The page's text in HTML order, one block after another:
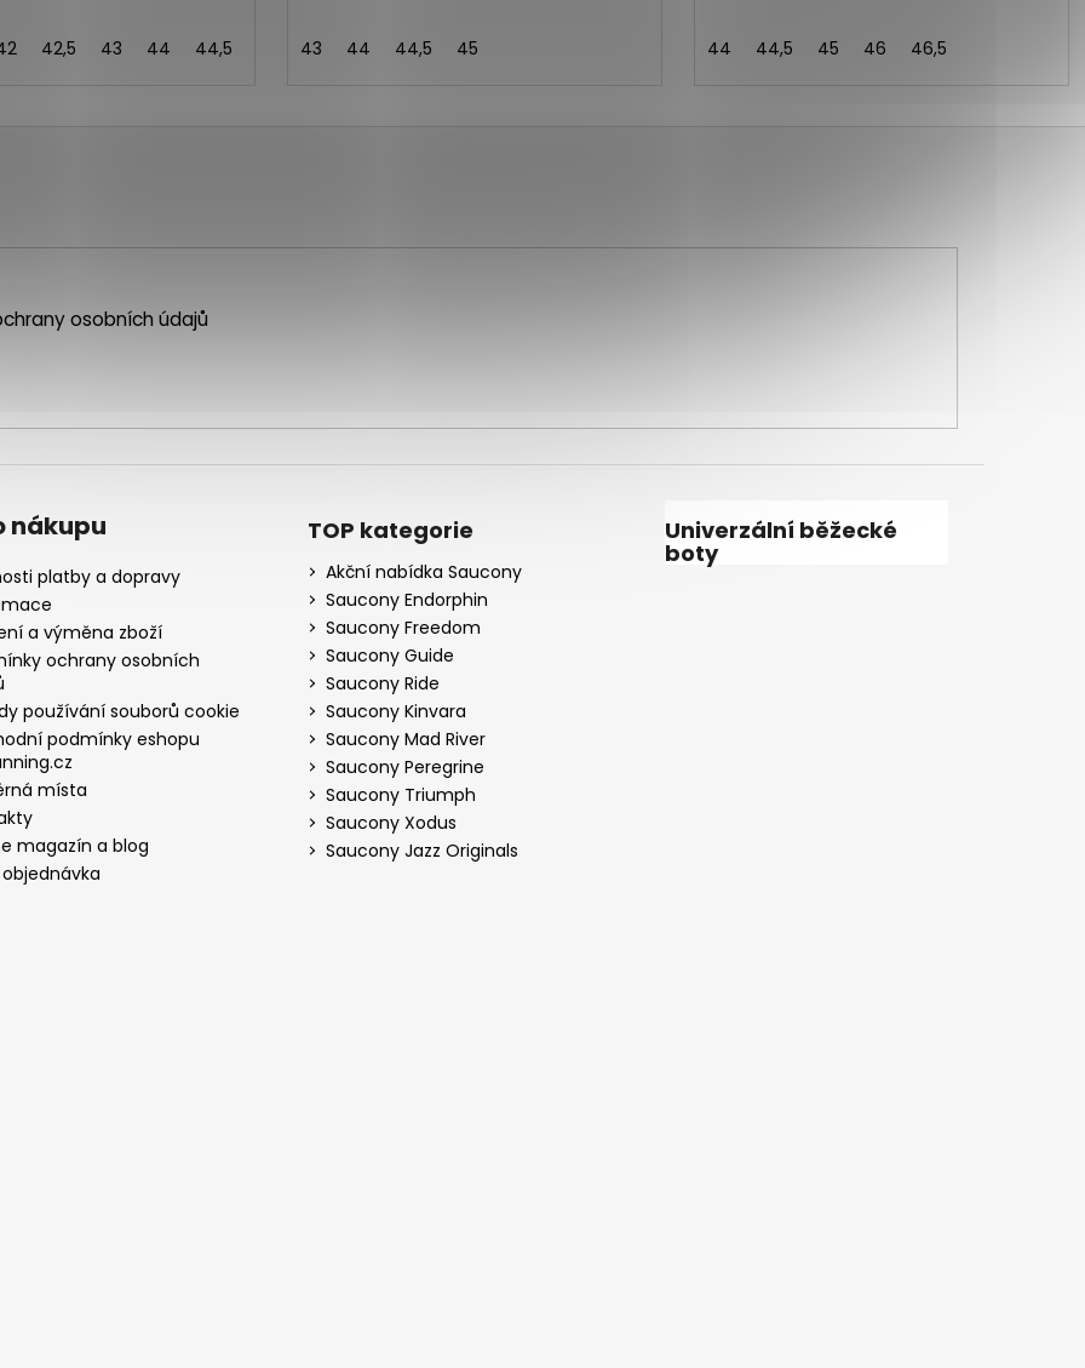
42,5 43 44 44,5 46
43 44 44,5 45 44 44,5 45 46 46,5
osobních údajů
nákupu
platby a dopravy
a výměna zboží
ochrany osobních
používání souborů cookie
podmínky eshopu
místa
magazín a blog
TOP kategorie
Akční nabídka Saucony
Saucony Endorphin
Saucony Freedom
Saucony Guide
Saucony Ride
Saucony Kinvara
Saucony Mad River
Saucony Peregrine
Saucony Triumph
Saucony Xodus
Saucony Jazz Originals
Univerzální běžecké
boty